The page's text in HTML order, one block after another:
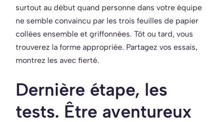
surtout au début quand personne dans votre équipe
ne semble convaincu par les trois feuilles de papier
collées ensemble et griffonnées. Tôt ou tard, vous
trouverez la forme appropriée. Partagez vos essais,
montrez les avec fierté.
Dernière étape, les
tests. Être aventureux